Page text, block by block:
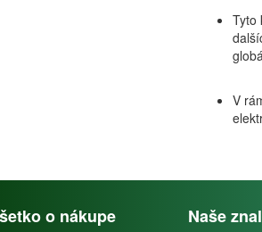
Tyto
V
o nákupe Naše